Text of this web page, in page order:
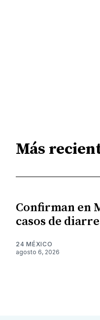
Más
Confirman en
casos de
24 MÉXICO
agosto 6, 2026